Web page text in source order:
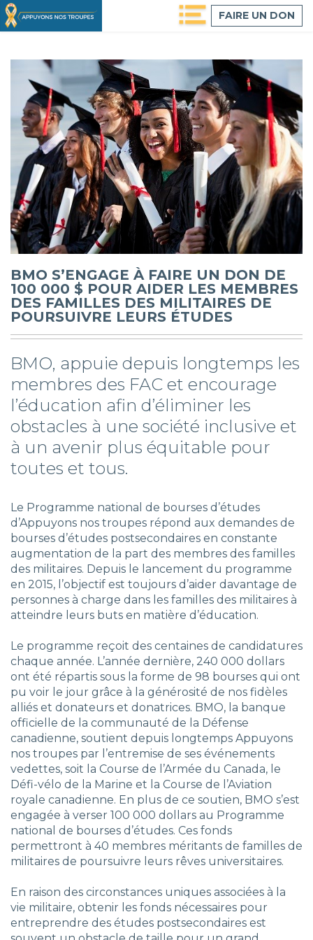
Passer
au
FAIRE UN DON
BMO S’ENGAGE À FAIRE UN DON DE
100 000 $ POUR AIDER LES MEMBRES
DES FAMILLES DES MILITAIRES DE
POURSUIVRE LEURS ÉTUDES
BMO, appuie depuis longtemps les
membres des FAC et encourage
l’éducation afin d’éliminer les
obstacles à une société inclusive et
à un avenir plus équitable pour
toutes et tous.
Le Programme national de bourses d’études
d’Appuyons nos troupes répond aux demandes de
bourses d’études postsecondaires en constante
augmentation de la part des membres des familles
des militaires. Depuis le lancement du programme
en 2015, l’objectif est toujours d’aider davantage de
personnes à charge dans les familles des militaires à
atteindre leurs buts en matière d’éducation.
Le programme reçoit des centaines de candidatures
chaque année. L’année dernière, 240 000 dollars
ont été répartis sous la forme de 98 bourses qui ont
pu voir le jour grâce à la générosité de nos fidèles
alliés et donateurs et donatrices. BMO, la banque
officielle de la communauté de la Défense
canadienne, soutient depuis longtemps Appuyons
nos troupes par l’entremise de ses événements
vedettes, soit la Course de l’Armée du Canada, le
Défi-vélo de la Marine et la Course de l’Aviation
royale canadienne. En plus de ce soutien, BMO s’est
engagée à verser 100 000 dollars au Programme
national de bourses d’études. Ces fonds
permettront à 40 membres méritants de familles de
militaires de poursuivre leurs rêves universitaires.
En raison des circonstances uniques associées à la
vie militaire, obtenir les fonds nécessaires pour
entreprendre des études postsecondaires est